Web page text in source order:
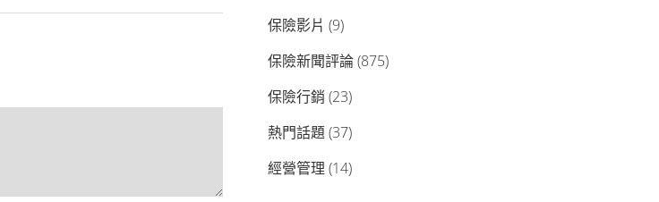
保險影片 (9)
保險新聞評論(875)
保險行銷 (23)
熱門話題(37)
經營管理 (14)